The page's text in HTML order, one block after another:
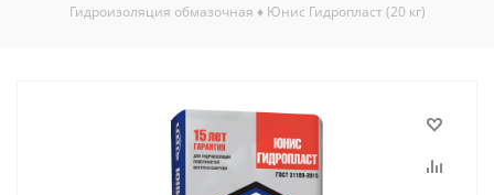
Гидроизоляция обмазочная ♦ Юнис Гидропласт (20 кг)